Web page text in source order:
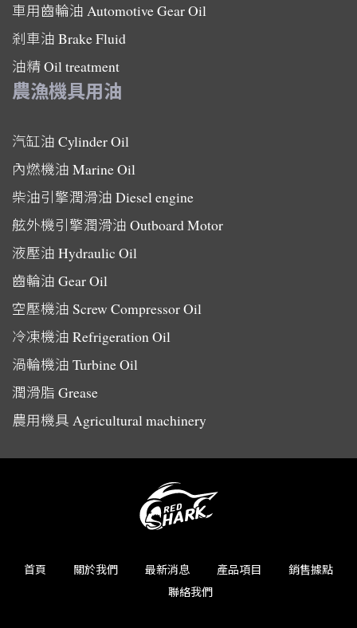
車用齒輪油 Automotive Gear Oil
剎車油 Brake Fluid
油精Oil treatment
農漁機具用油
汽缸油 Cylinder Oil
內燃機油 Marine Oil
柴油引擎潤滑油 Diesel engine
舷外機引擎潤滑油 Outboard Motor
液壓油 Hydraulic Oil
齒輪油 Gear Oil
空壓機油 Screw Compressor Oil
冷凍機油 Refrigeration Oil
渦輪機油 Turbine Oil
潤滑脂 Grease
農用機具 Agricultural machinery
首頁 關於我們 最新消息 產品項目
銷售據點
聯絡我們